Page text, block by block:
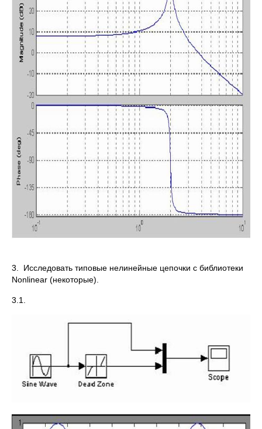
3. Исследовать типовые нелинейные цепочки с библиотеки
Nonlinear (некоторые).
3.1.